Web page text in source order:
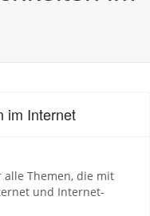
im Internet
Themen, die mit
und Internet-